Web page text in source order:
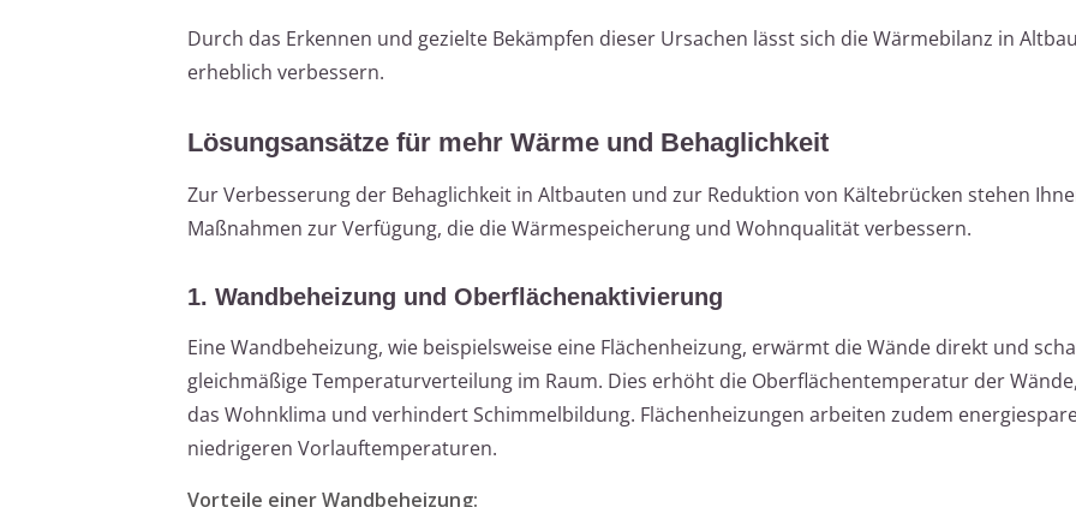
Durch das Erkennen und gezielte Bekämpfen dieser Ursachen lässt sich die Wärmebilanz in
erheblich verbessern.
Lösungsansätze für mehr Wärme und Behaglichkeit
Zur Verbesserung der Behaglichkeit in Altbauten und zur Reduktion von Kältebrücken stehen
Maßnahmen zur Verfügung, die die Wärmespeicherung und Wohnqualität verbessern.
1. Wandbeheizung und Oberflächenaktivierung
Eine Wandbeheizung, wie beispielsweise eine Flächenheizung, erwärmt die Wände direkt und
gleichmäßige Temperaturverteilung im Raum. Dies erhöht die Oberflächentemperatur der
das Wohnklima und verhindert Schimmelbildung. Flächenheizungen arbeiten zudem
niedrigeren Vorlauftemperaturen.
Vorteile einer Wandbeheizung: